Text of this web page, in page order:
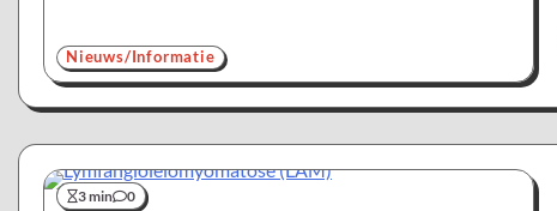
Nieuws/Informatie
3 min 0